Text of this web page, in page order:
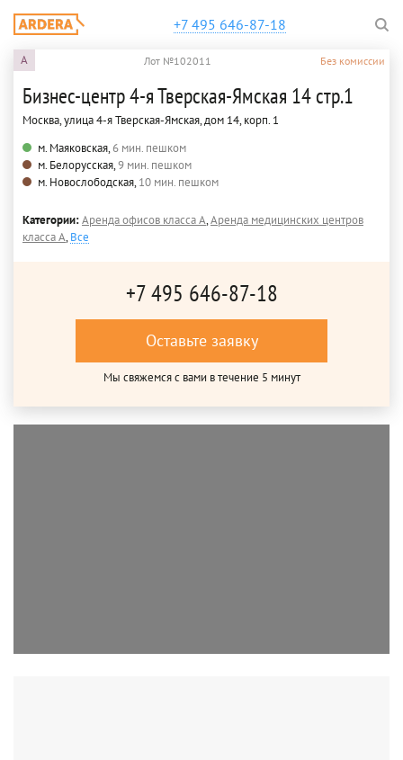
+7 495 646-87-18
A Лот №102011 Без комиссии
Бизнес-центр 4-я Тверская-Ямская 14 стр.1
Москва, улица 4-я Тверская-Ямская, дом 14, корп. 1
м. Маяковская,6 мин. пешком
м. Белорусская,9 мин. пешком
м. Новослободская,10 мин. пешком
Категории:Аренда офисов класса A,Аренда медицинских центров
класса A,Все
+7 495 646-87-18
Оставьте заявку
Мы свяжемся с вами в течение 5 минут